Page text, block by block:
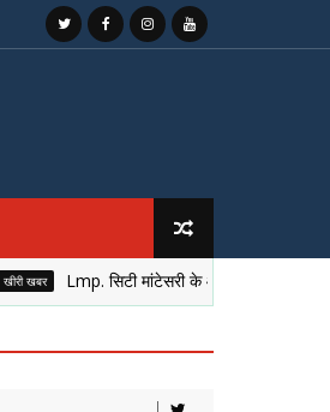
Lmp. सिटी मांटेसरी के आँगन में सजा नेतृत्व का मुकुट,